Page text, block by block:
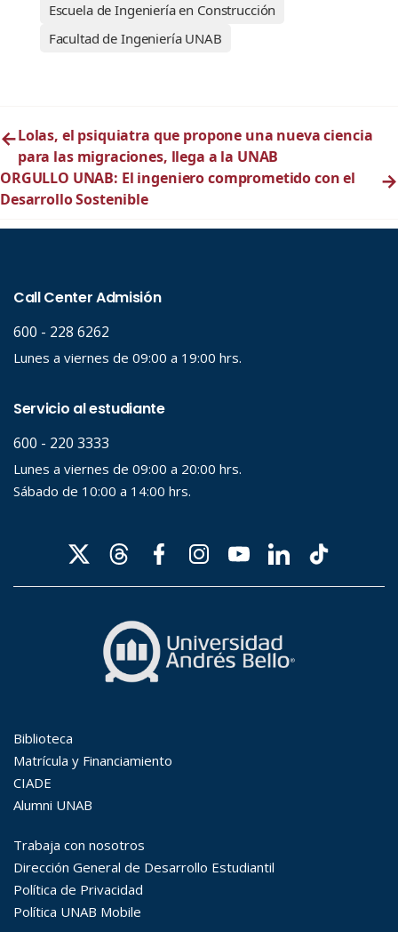
Escuela de Ingeniería en Construcción
Facultad de Ingeniería UNAB
←Lolas, el psiquiatra que propone una nueva ciencia
para las migraciones, llega a la UNAB
ORGULLO UNAB: El ingeniero comprometido con el
Desarrollo Sostenible
→